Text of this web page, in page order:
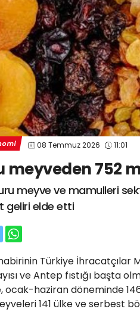
08 Temmuz 2026 11:01
meyveden 752
meyve ve mamulleri
geliri elde etti
Türkiye İhracatçılar
ve Antep fıstığı başta
ocak-haziran döneminde
141 ülke ve serbest